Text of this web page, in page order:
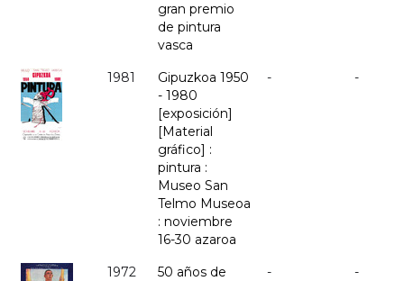
gran premio
de pintura
vasca
1981
Gipuzkoa 1950
- 1980
[exposición]
[Material
gráfico] :
pintura :
Museo San
Telmo Museoa
: noviembre
16-30 azaroa
- -
1972
50 años de
- -